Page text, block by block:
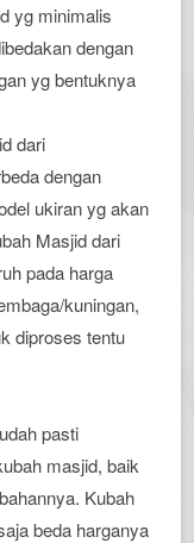
yg minimalis
dengan
yg bentuknya
dari
dengan
ukiran yg akan
Masjid dari
pada harga
kuningan,
diproses tentu
pasti
masjid, baik
Kubah
beda harganya